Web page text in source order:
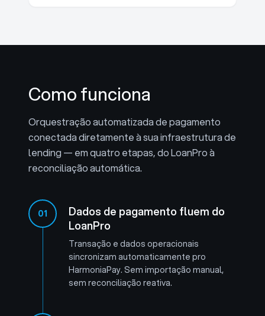
Como funciona
Orquestração automatizada de pagamento
conectada diretamente à sua infraestrutura de
lending — em quatro etapas, do LoanPro à
reconciliação automática.
01
Dados de pagamento fluem do
LoanPro
Transação e dados operacionais
sincronizam automaticamente pro
HarmoniaPay. Sem importação manual,
sem reconciliação reativa.